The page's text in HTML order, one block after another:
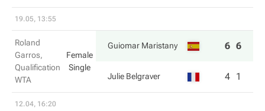
19.05, 13:55
Roland
Garros,
Qualification
WTA
Female
Single
Guiomar Maristany 6 6
Julie Belgraver 4 1
12.04, 16:20